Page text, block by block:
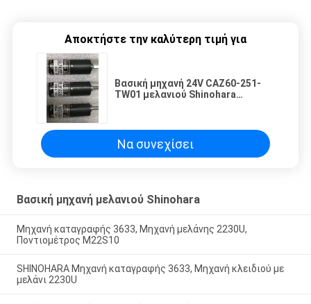
Αποκτήστε την καλύτερη τιμή για
Βασική μηχανή 24V CAZ60-251-
TW01 μελανιού Shinohara
Να συνεχίσει
Βασική μηχανή μελανιού Shinohara
Μηχανή καταγραφής 3633, Μηχανή μελάνης 2230U,
Ποντιομέτρος M22S10
SHINOHARA Μηχανή καταγραφής 3633, Μηχανή κλειδιού με
μελάνι 2230U